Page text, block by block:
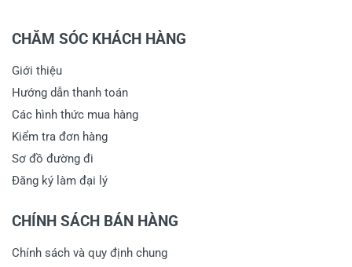
CHĂM SÓC KHÁCH HÀNG
Giới thiệu
Hướng dẫn thanh toán
Các hình thức mua hàng
Kiểm tra đơn hàng
Sơ đồ đường đi
Đăng ký làm đại lý
CHÍNH SÁCH BÁN HÀNG
Chính sách và quy định chung